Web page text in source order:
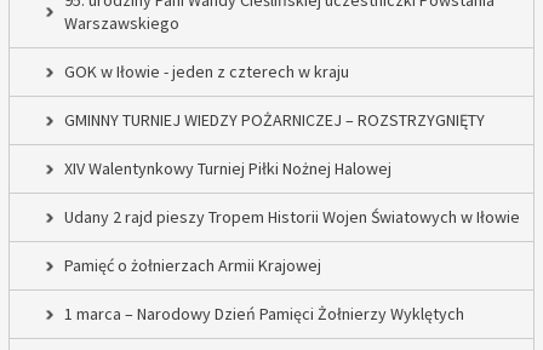
Warszawskiego
GOK w Iłowie - jeden z czterech w kraju
GMINNY TURNIEJ WIEDZY POŻARNICZEJ – ROZSTRZYGNIĘTY
XIV Walentynkowy Turniej Piłki Nożnej Halowej
Udany 2 rajd pieszy Tropem Historii Wojen Światowych w Iłowie
Pamięć o żołnierzach Armii Krajowej
1 marca – Narodowy Dzień Pamięci Żołnierzy Wyklętych